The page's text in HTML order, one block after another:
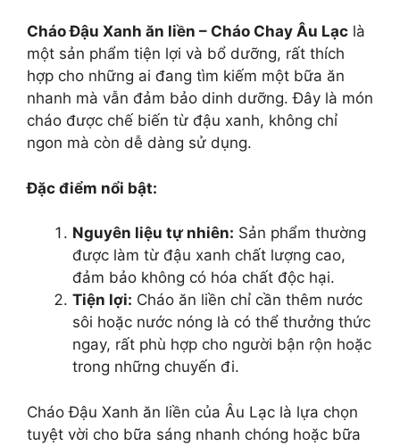
Cháo Đậu Xanh ăn liền – Cháo Chay Âu Lạc là
một sản phẩm tiện lợi và bổ dưỡng, rất thích
hợp cho những ai đang tìm kiếm một bữa ăn
nhanh mà vẫn đảm bảo dinh dưỡng. Đây là món
cháo được chế biến từ đậu xanh, không chỉ
ngon mà còn dễ dàng sử dụng.
Đặc điểm nổi bật:
Nguyên liệu tự nhiên: Sản phẩm thường
được làm từ đậu xanh chất lượng cao,
đảm bảo không có hóa chất độc hại.
Tiện lợi: Cháo ăn liền chỉ cần thêm nước
sôi hoặc nước nóng là có thể thưởng thức
ngay, rất phù hợp cho người bận rộn hoặc
trong những chuyến đi.
Cháo Đậu Xanh ăn liền của Âu Lạc là lựa chọn
tuyệt vời cho bữa sáng nhanh chóng hoặc bữa